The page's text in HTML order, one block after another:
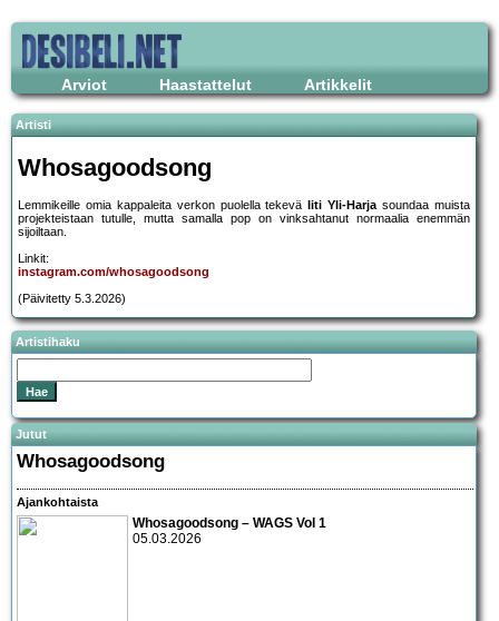
Arviot Haastattelut Artikkelit
Artisti
Whosagoodsong
Lemmikeille omia kappaleita verkon puolella tekevä Iiti Yli-Harjasoundaa muista
projekteistaan tutulle, mutta samalla pop on vinksahtanut normaalia enemmän
sijoiltaan.
Linkit:
instagram.com/whosagoodsong
(Päivitetty 5.3.2026)
Artistihaku
Jutut
Whosagoodsong
Ajankohtaista
Whosagoodsong – WAGS Vol 1
05.03.2026